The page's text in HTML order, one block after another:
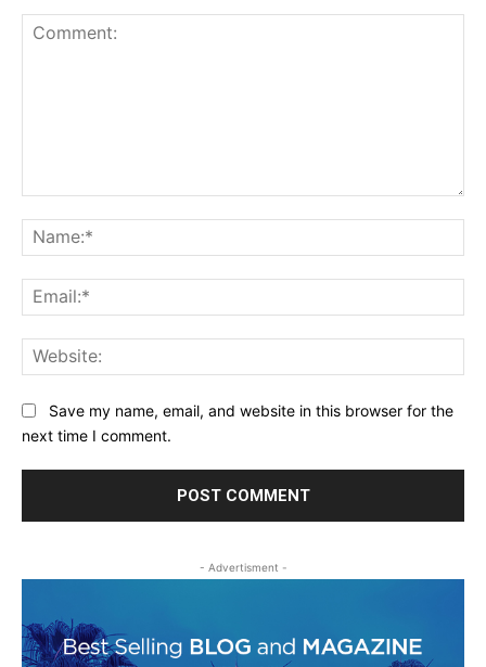
Save my name, email, and website in this browser for the
next time I comment.
- Advertisment -